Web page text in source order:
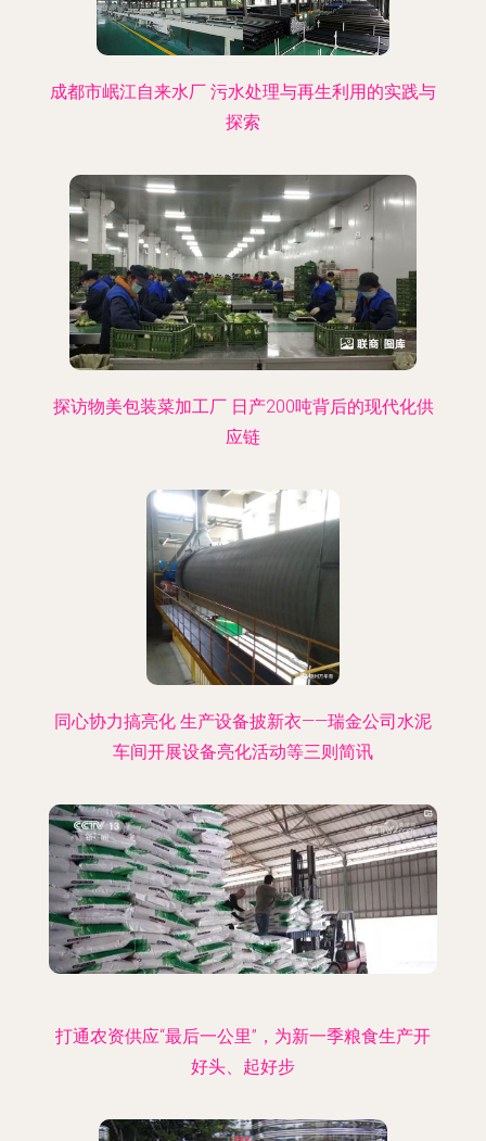
成都市岷江自来水厂 污水处理与再生利用的实践与
探索
探访物美包装菜加工厂 日产200吨背后的现代化供
应链
同心协力搞亮化 生产设备披新衣——瑞金公司水泥
车间开展设备亮化活动等三则简讯
打通农资供应“最后一公里”，为新一季粮食生产开
好头、起好步